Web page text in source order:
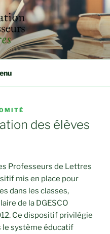
DES
DE LETTRES
autour de la qualité
des élèves
Professeurs de Lettres
mis en place pour
dans les classes,
de la DGESCO
Ce dispositif privilégie
le système éducatif